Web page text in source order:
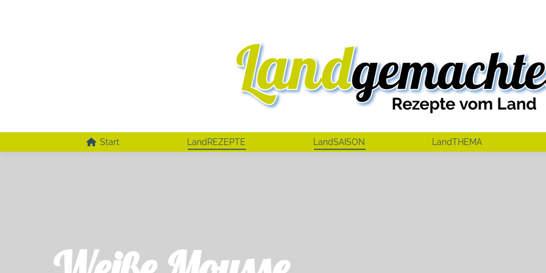
Start LandREZEPTE LandSAISON LandTHEMA